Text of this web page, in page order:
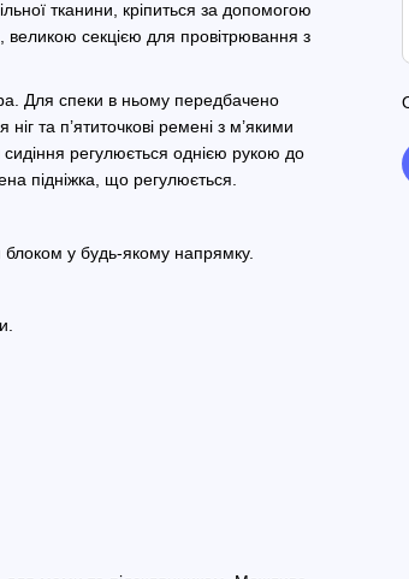
тканини, кріпиться за допомогою
секцією для провітрювання з
Для спеки в ньому передбачено
та п’ятиточкові ремені з м’якими
регулюється однією рукою до
підніжка, що регулюється.
у будь-якому напрямку.